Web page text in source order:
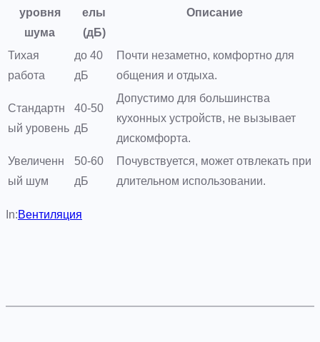
уровня
шума
елы
(дБ)
Описание
Тихая
работа
до 40
дБ
Почти незаметно, комфортно для
общения и отдыха.
Стандартн
ый уровень
40-50
дБ
Допустимо для большинства
кухонных устройств, не вызывает
дискомфорта.
Увеличенн
ый шум
50-60
дБ
Почувствуется, может отвлекать при
длительном использовании.
In:Вентиляция